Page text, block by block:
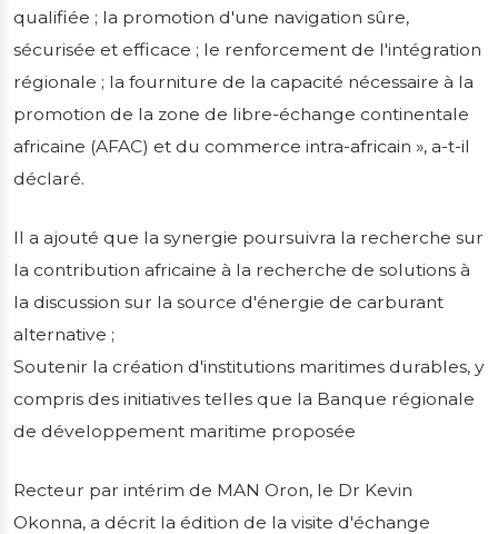
qualifiée ; la promotion d'une navigation sûre,
sécurisée et efficace ; le renforcement de l'intégration
régionale ; la fourniture de la capacité nécessaire à la
promotion de la zone de libre-échange continentale
africaine (AFAC) et du commerce intra-africain », a-t-il
déclaré.
Il a ajouté que la synergie poursuivra la recherche sur
la contribution africaine à la recherche de solutions à
la discussion sur la source d'énergie de carburant
alternative ;
Soutenir la création d'institutions maritimes durables, y
compris des initiatives telles que la Banque régionale
de développement maritime proposée
Recteur par intérim de MAN Oron, le Dr Kevin
Okonna, a décrit la édition de la visite d'échange